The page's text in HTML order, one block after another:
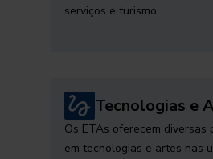
serviços e turismo
Tecnologias e
Os ETAs oferecem diversas
em tecnologias e artes nas